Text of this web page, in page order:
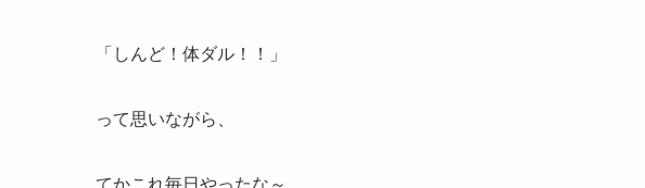
「しんど！体ダル！！」
って思いながら、
てかこれ毎日やったな～